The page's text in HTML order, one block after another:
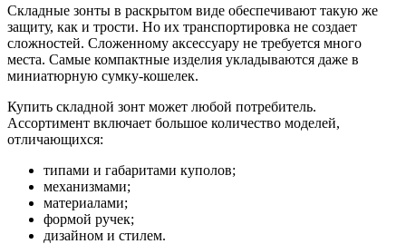
Складные зонты в раскрытом виде обеспечивают такую же
защиту, как и трости. Но их транспортировка не создает
сложностей. Сложенному аксессуару не требуется много
места. Самые компактные изделия укладываются даже в
миниатюрную сумку-кошелек.
Купить складной зонт может любой потребитель.
Ассортимент включает большое количество моделей,
отличающихся:
типами и габаритами куполов;
механизмами;
материалами;
формой ручек;
дизайном и стилем.